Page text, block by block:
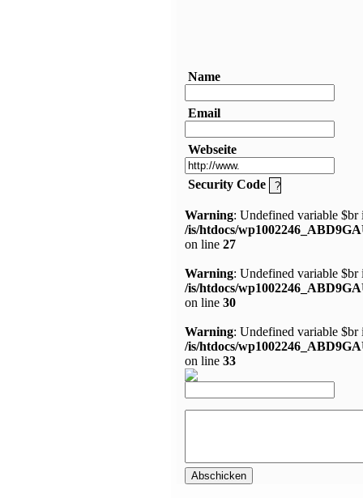
Name
Email
Webseite
Security Code
Warning: Undefined variable $br
/is/htdocs/
on line 27
Warning: Undefined variable $br
/is/htdocs/
on line 30
Warning: Undefined variable $br
/is/htdocs/
on line 33